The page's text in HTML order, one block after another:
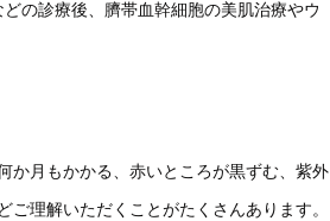
の診療後、臍帯血幹細胞の美肌治療やウ
か月もかかる、赤いところが黒ずむ、紫外
理解いただくことがたくさんあります。